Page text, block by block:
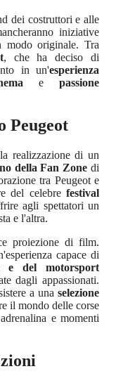
dei costruttori e alle
iniziative
originale. Tra
, che ha deciso di
in un'esperienza
epassione
Peugeot
realizzazione di un
della Fan Zone di
tra Peugeot e
del celebre festival
agli spettatori un
e l'altra.
proiezione di film.
capace di
e del motorsport
dagli appassionati.
a una selezione
il mondo delle corse
e momenti